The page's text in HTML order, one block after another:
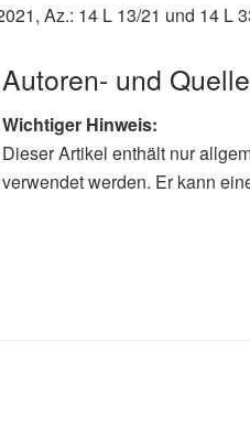
Az.: 14 L 13/21 und 14 L
Autoren- und
Wichtiger Hinweis:
Dieser Artikel enthält nur
verwendet werden. Er kann